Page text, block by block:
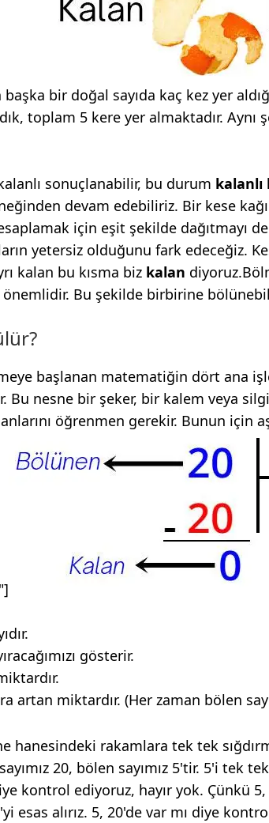
başka bir doğal sayıda kaç kez yer
toplam 5 kere yer almaktadır.
sonuçlanabilir, bu durum kalanlı
devam edebiliriz. Bir kese
için eşit şekilde dağıtmayı
yetersiz olduğunu fark edeceğiz.
kalan bu kısma biz kalan
Bu şekilde birbirine
başlanan matematiğin dört ana
Bu nesne bir şeker, bir kalem veya
öğrenmen gerekir. Bunun için
gösterir.
artan miktardır. (Her zaman bölen
hanesindeki rakamlara tek tek
20, bölen sayımız 5'tir. 5'i tek
kontrol ediyoruz, hayır yok. Çünkü
esas alırız. 5, 20'de var mı diye